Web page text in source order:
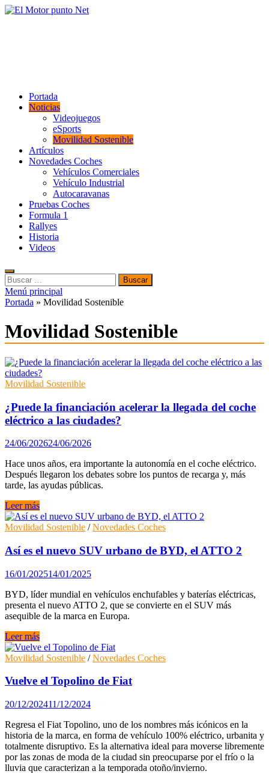
Saltar
Portada
Noticias
Videojuegos
eSports
Movilidad Sostenible
Artículos
Novedades Coches
Vehículos Comerciales
Vehículo Industrial
Autocaravanas
Pruebas Coches
Formula 1
Rallyes
Historia
Videos
Buscar:
Menú principal
Portada » Movilidad Sostenible
Movilidad Sostenible
Movilidad Sostenible
¿Puede la financiación acelerar la llegada del coche
eléctrico a las ciudades?
24/06/202624/06/2026
Hace unos años, era importante la autonomía en el coche eléctrico.
Después llegaron los debates sobre los puntos de recarga y, más
tarde, las ayudas públicas.
¿Puede
la
financiación
la
llegada
del
coche
eléctrico
a
las
ciudades?
Leer más
Movilidad Sostenible /Novedades Coches
Así es el nuevo SUV urbano de BYD, el ATTO 2
16/01/202514/01/2025
BYD, líder mundial en vehículos enchufables y baterías eléctricas,
presenta el nuevo ATTO 2, que se convierte en el SUV más
asequible de la marca en Europa.
Así
es
el
SUV
de
BYD,
el
ATTO
2
Leer más
Movilidad Sostenible /Novedades Coches
Vuelve el Topolino de Fiat
20/12/202411/12/2024
Regresa el Fiat Topolino, uno de los nombres más icónicos en la
historia de la marca, en forma de vehículo 100% eléctrico, urbanita y
totalmente disruptivo. Es la alternativa ideal para moverse libremente
por las zonas de moda de la ciudad sin preocuparse por el frío o la
lluvia que caracterizan a la temporada otoño/invierno.